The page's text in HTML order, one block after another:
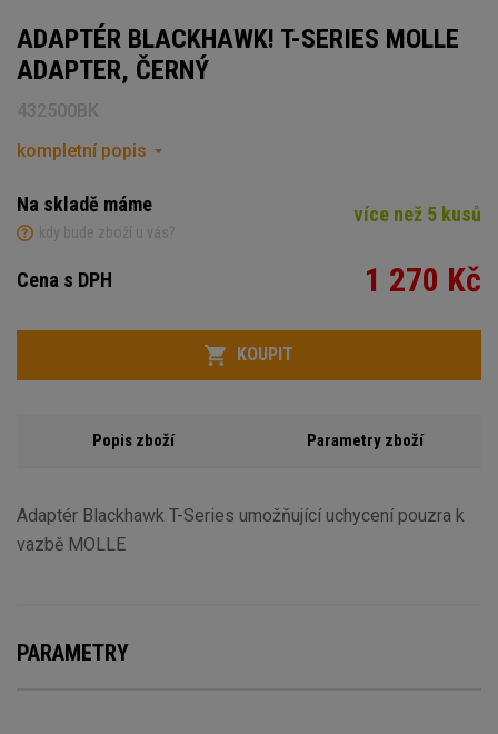
ADAPTÉR BLACKHAWK! T-SERIES MOLLE
ADAPTER, ČERNÝ
432500BK
kompletní popis
Na skladě máme
kdy bude zboží u vás?
více než 5 kusů
Cena s DPH 1 270 Kč
Počet
KOUPIT
Popis zboží Parametry zboží
Adaptér Blackhawk T-Series umožňující uchycení pouzra k
vazbě MOLLE
PARAMETRY